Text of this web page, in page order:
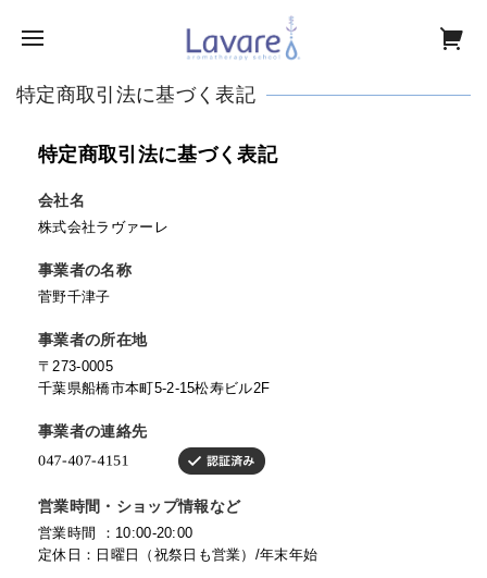
特定商取引法に基づく表記
特定商取引法に基づく表記
会社名
株式会社ラヴァーレ
事業者の名称
菅野千津子
事業者の所在地
〒273-0005
千葉県船橋市本町5-2-15松寿ビル2F
事業者の連絡先
営業時間・ショップ情報など
営業時間 ：10:00-20:00
定休日：日曜日（祝祭日も営業）/年末年始